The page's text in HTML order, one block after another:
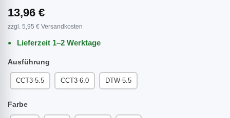
13,96 €
zzgl. 5,95 € Versandkosten
Lieferzeit 1–2 Werktage
Ausführung
CCT3-5.5 CCT3-6.0 DTW-5.5
Farbe